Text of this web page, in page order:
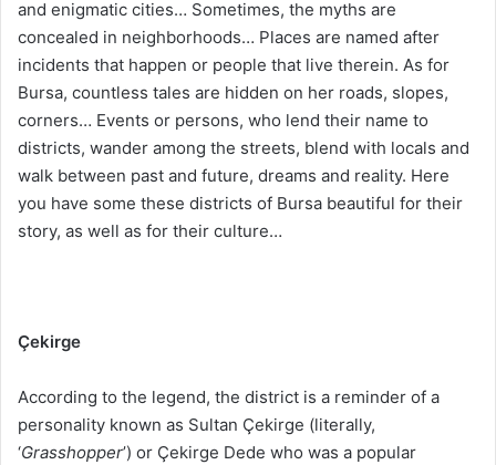
and enigmatic cities… Sometimes, the myths are
concealed in neighborhoods… Places are named after
incidents that happen or people that live therein. As for
Bursa, countless tales are hidden on her roads, slopes,
corners… Events or persons, who lend their name to
districts, wander among the streets, blend with locals and
walk between past and future, dreams and reality. Here
you have some these districts of Bursa beautiful for their
story, as well as for their culture…
Çekirge
According to the legend, the district is a reminder of a
personality known as Sultan Çekirge (literally,
‘Grasshopper’) or Çekirge Dede who was a popular